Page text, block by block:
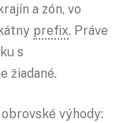
krajín a zón, vo
prefix. Práve
s
žiadané.
výhody: